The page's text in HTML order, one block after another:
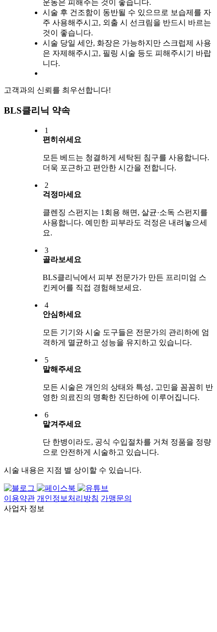
운동은 피해주는 것이 좋습니다.
시술 후 건조함이 동반될 수 있으므로 보습제를 자
주 사용해주시고, 외출 시 선크림을 반드시 바르는
것이 좋습니다.
시술 당일 세안, 화장은 가능하지만 스크럽제 사용
은 자제해주시고, 필링 시술 등도 피해주시기 바랍
니다.
고객과의 신뢰를 최우선합니다!
BLS클리닉 약속
1
편히쉬세요
모든 베드는 청결하게 세탁된 침구를 사용합니다.
더욱 포근하고 편안한 시간을 전합니다.
2
걱정마세요
클렌징 스펀지는 1회용 해면, 살균·소독 스펀지를
사용합니다. 예민한 피부라도 걱정은 내려놓으세
요.
3
골라보세요
BLS클리닉에서 피부 전문가가 만든 프리미엄 스
킨케어를 직접 경험해보세요.
4
안심하세요
모든 기기와 시술 도구들은 전문가의 관리하에 엄
격하게 멸균하고 성능을 유지하고 있습니다.
5
말해주세요
모든 시술은 개인의 상태와 특성, 고민을 꼼꼼히 반
영한 의료진의 명확한 진단하에 이루어집니다.
6
맡겨주세요
단 한병이라도, 공식 수입절차를 거쳐 정품을 정량
으로 안전하게 시술하고 있습니다.
시술 내용은 지점 별 상이할 수 있습니다.
이용약관 개인정보처리방침 가맹문의
사업자 정보